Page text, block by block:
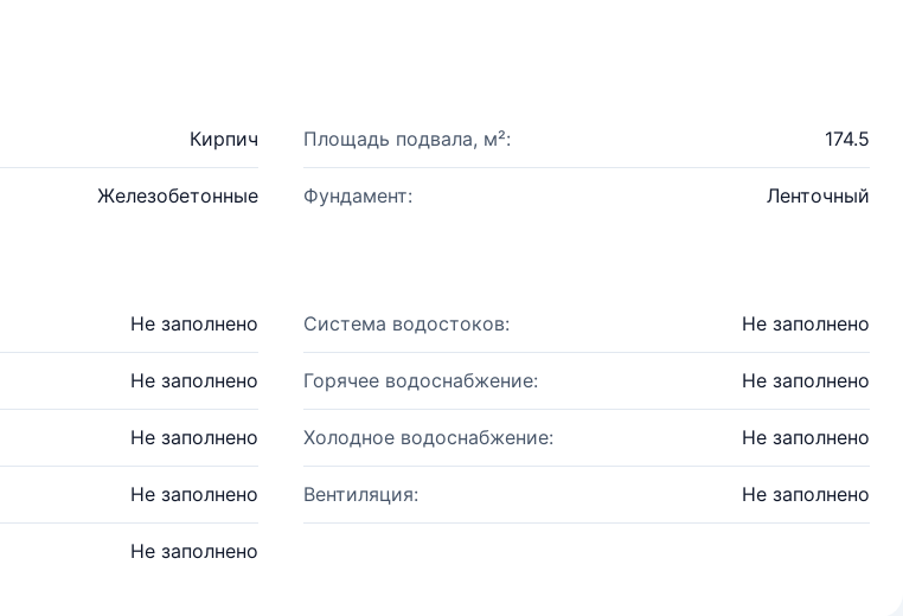
Кирпич Площадь подвала, м²: 174.5
Железобетонные Фундамент: Ленточный
Не заполнено Система водостоков: Не заполнено
Не заполнено Горячее водоснабжение: Не заполнено
Не заполнено Холодное водоснабжение: Не заполнено
Не заполнено Вентиляция: Не заполнено
Не заполнено